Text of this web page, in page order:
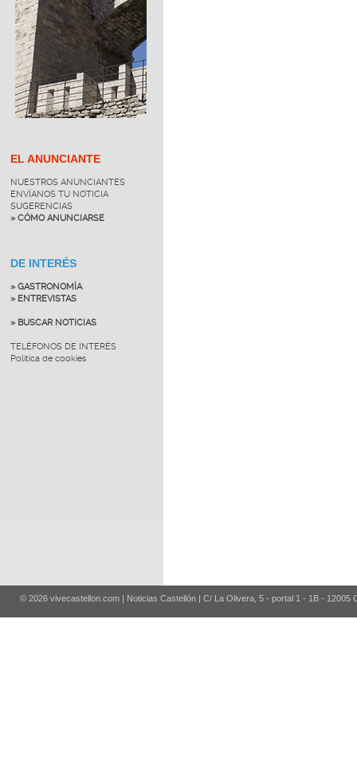
EL ANUNCIANTE
NUESTROS ANUNCIANTES
ENVÍANOS TU NOTICIA
SUGERENCIAS
» CÓMO ANUNCIARSE
DE INTERÉS
» GASTRONOMÍA
» ENTREVISTAS
» BUSCAR NOTICIAS
TELÉFONOS DE INTERÉS
Política de cookies
© 2026 vivecastellon.com | Noticias Castellón | C/ La Olivera, 5 - portal 1 - 1B - 12005